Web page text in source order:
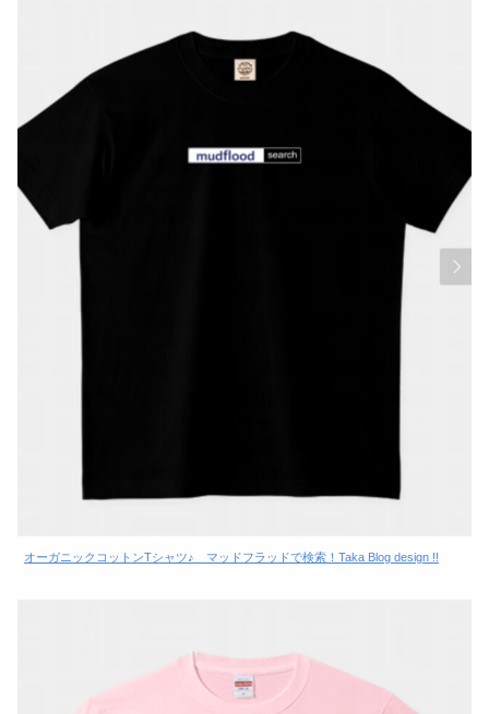
オーガニックコットンTシャツ♪ マッドフラッドで検索！Taka Blog design !!